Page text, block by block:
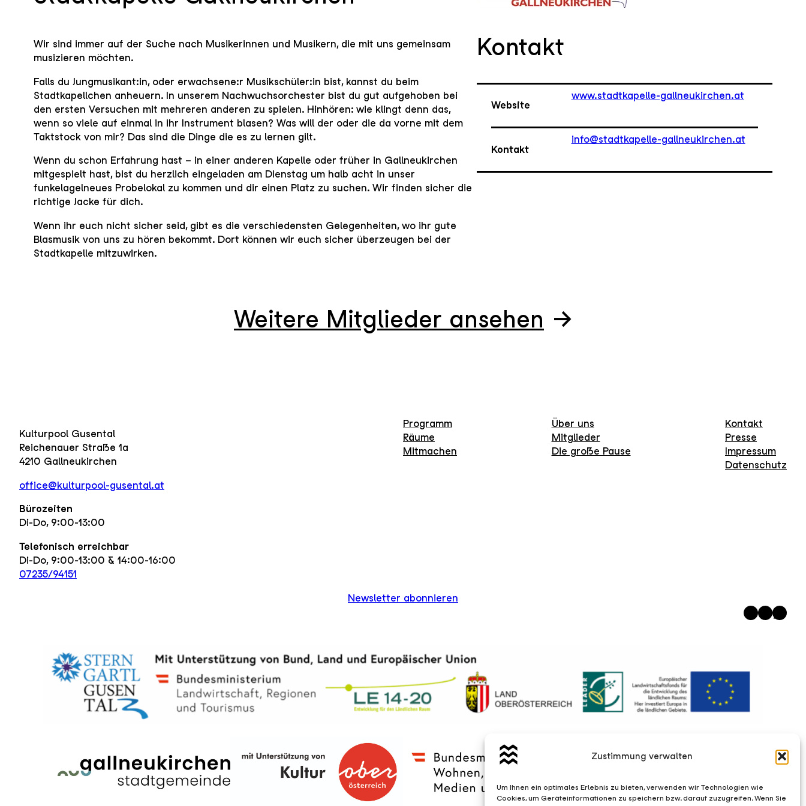
Zustimmung verwalten
Um Ihnen ein optimales Erlebnis zu bieten, verwenden wir Technologien wie
Cookies, um Geräteinformationen zu speichern bzw. darauf zuzugreifen. Wenn Sie
Wir sind immer auf der Suche nach Musikerinnen und Musikern, die mit uns gemeinsam
musizieren möchten.
Falls du Jungmusikant:in, oder erwachsene:r Musikschüler:in bist, kannst du beim
Stadtkapellchen anheuern. In unserem Nachwuchsorchester bist du gut aufgehoben bei
den ersten Versuchen mit mehreren anderen zu spielen. Hinhören: wie klingt denn das,
wenn so viele auf einmal in ihr Instrument blasen? Was will der oder die da vorne mit dem
Taktstock von mir? Das sind die Dinge die es zu lernen gilt.
Wenn du schon Erfahrung hast – in einer anderen Kapelle oder früher in Gallneukirchen
mitgespielt hast, bist du herzlich eingeladen am Dienstag um halb acht in unser
funkelagelneues Probelokal zu kommen und dir einen Platz zu suchen. Wir finden sicher die
richtige Jacke für dich.
Wenn ihr euch nicht sicher seid, gibt es die verschiedensten Gelegenheiten, wo ihr gute
Blasmusik von uns zu hören bekommt. Dort können wir euch sicher überzeugen bei der
Stadtkapelle mitzuwirken.
Kontakt
Website
www.stadtkapelle-gallneukirchen.at
Kontakt
info@stadtkapelle-gallneukirchen.at
Weitere Mitglieder ansehen
Kulturpool Gusental
Reichenauer Straße 1a
4210 Gallneukirchen
office@kulturpool-gusental.at
Bürozeiten
Di-Do, 9:00-13:00
Telefonisch erreichbar
Di-Do, 9:00-13:00 & 14:00-16:00
07235/94151
Programm
Räume
Mitmachen
Über uns
Mitglieder
Die große Pause
Kontakt
Presse
Impressum
Datenschutz
Newsletter abonnieren
InstagramFacebook WhatsApp